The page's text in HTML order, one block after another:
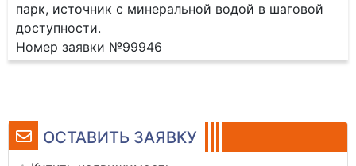
ОСТАВИТЬ ЗАЯВКУ
парк, источник с минеральной водой в шаговой
доступности.
Номер заявки №99946